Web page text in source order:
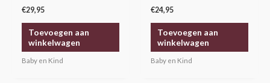
€29,95
Toevoegen aan
winkelwagen
Baby en Kind
€24,95
Toevoegen aan
winkelwagen
Baby en Kind